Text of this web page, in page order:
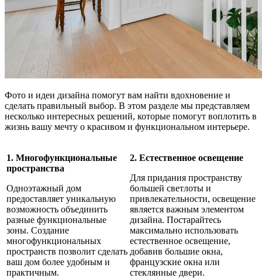
Фото и идеи дизайна помогут вам найти вдохновение и
сделать правильный выбор. В этом разделе мы представляем
несколько интересных решений, которые помогут воплотить в
жизнь вашу мечту о красивом и функциональном интерьере.
1. Многофункциональные
пространства
Одноэтажный дом
предоставляет уникальную
возможность объединить
разные функциональные
зоны. Создание
многофункциональных
пространств позволит сделать
ваш дом более удобным и
практичным.
2. Естественное освещение
Для придания пространству
большей светлоты и
привлекательности, освещение
является важным элементом
дизайна. Постарайтесь
максимально использовать
естественное освещение,
добавив большие окна,
французские окна или
стеклянные двери.